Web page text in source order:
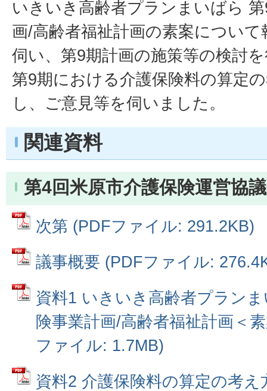
いきいき高齢者プランまいばら
画/高齢者福祉計画の素案につい
伺い、第9期計画の施策等の検討
第9期における介護保険料の算定
し、ご意見等を伺いました。
関連資料
第4回米原市介護保険運営協
次第 (PDFファイル: 291.2KB)
議事概要 (PDFファイル:
資料1 いきいき高齢者プラン
険事業計画/高齢者福祉計画＜
ファイル: 1.7MB)
資料2 介護保険料の算定の考